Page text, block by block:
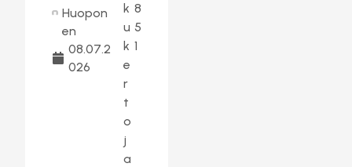
Huopon
en
08.07.2
026
k
u
k
e
r
t
o
j
a
8
5
1